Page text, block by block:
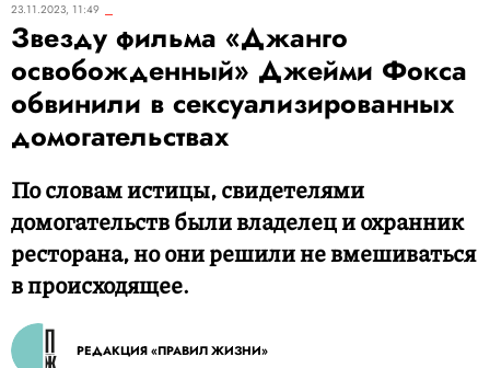
23.11.2023, 11:49
Звезду фильма «Джанго
освобожденный» Джейми Фокса
обвинили в сексуализированных
домогательствах
По словам истицы, свидетелями
домогательств были владелец и охранник
ресторана, но они решили не вмешиваться
в происходящее.
РЕДАКЦИЯ «ПРАВИЛ ЖИЗНИ»